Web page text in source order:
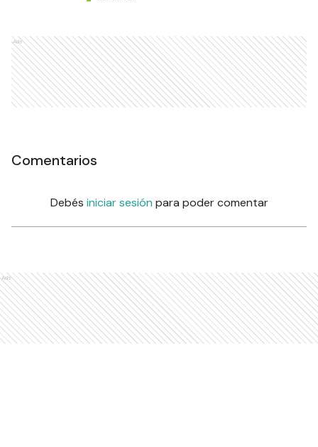
Ads
Comentarios
Debés iniciar sesión para poder comentar
Ads